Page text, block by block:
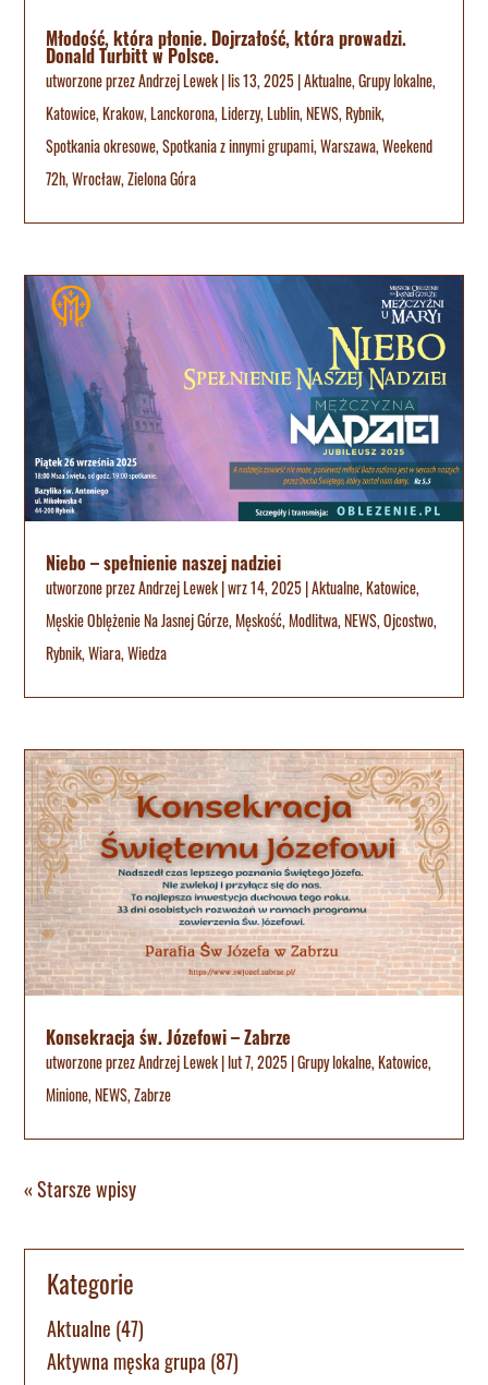
Młodość, która płonie. Dojrzałość, która prowadzi.
Donald Turbitt w Polsce.
utworzone przezAndrzej Lewek|lis 13, 2025|Aktualne,Grupy lokalne,
Katowice,Krakow,Lanckorona,Liderzy,Lublin,NEWS,Rybnik,
Spotkania okresowe,Spotkania z innymi grupami,Warszawa,Weekend
72h,Wrocław,Zielona Góra
Niebo – spełnienie naszej nadziei
utworzone przezAndrzej Lewek|wrz 14, 2025|Aktualne,Katowice,
Męskie Oblężenie Na Jasnej Górze,Męskość,Modlitwa,NEWS,Ojcostwo,
Rybnik,Wiara,Wiedza
Konsekracja św. Józefowi – Zabrze
utworzone przezAndrzej Lewek|lut 7, 2025|Grupy lokalne,Katowice,
Minione,NEWS,Zabrze
« Starsze wpisy
Kategorie
Aktualne (47)
Aktywna męska grupa (87)